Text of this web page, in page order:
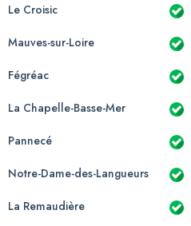
Le Croisic
Mauves-sur-Loire
Fégréac
La Chapelle-Basse-Mer
Pannecé
Notre-Dame-des-Langueurs
La Remaudière